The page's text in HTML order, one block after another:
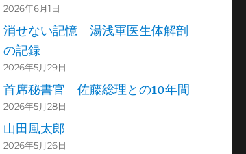
2026年6月1日
消せない記憶 湯浅軍医生体解剖
の記録
2026年5月29日
首席秘書官 佐藤総理との10年間
2026年5月28日
山田風太郎
2026年5月26日